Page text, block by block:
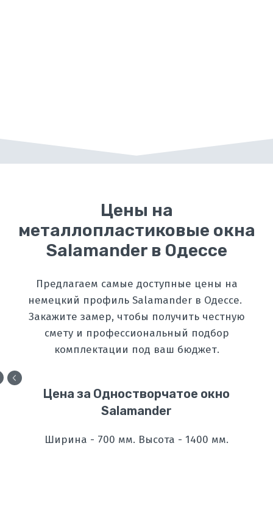
Цены на
металлопластиковые окна
Salamander в Одессе
Предлагаем самые доступные цены на
немецкий профиль Salamander в Одессе.
Закажите замер, чтобы получить честную
смету и профессиональный подбор
комплектации под ваш бюджет.
Цена за Одностворчатое окно
Salamander
Ширина - 700 мм. Высота - 1400 мм.